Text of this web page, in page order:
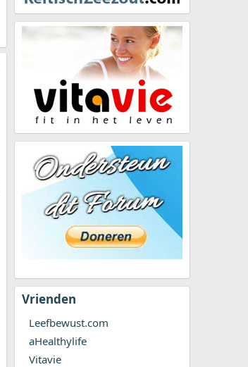
Vrienden
Leefbewust.com
aHealthylife
Vitavie